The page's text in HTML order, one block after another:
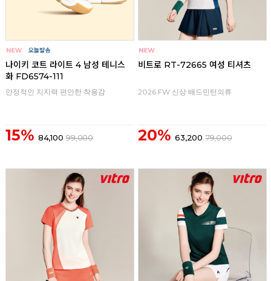
나이키 코트 라이트 4 남성 테니스
화 FD6574-111
안정적인 지지력 편안한 착용감
15% 84,100 99,000
비트로 RT-72665 여성 티셔츠
2026 FW 신상 배드민턴의류
20% 63,200 79,000